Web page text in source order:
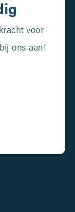
voor
ons aan!